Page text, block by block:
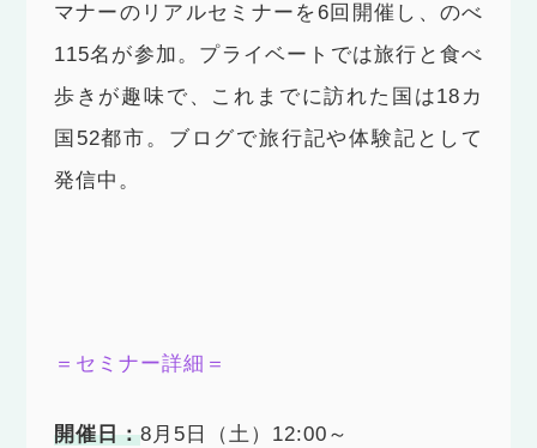
マナーのリアルセミナーを6回開催し、のべ
115名が参加。プライベートでは旅行と食べ
歩きが趣味で、これまでに訪れた国は18カ
国52都市。ブログで旅行記や体験記として
発信中。
＝セミナー詳細＝
開催日：8月5日（土）12:00～